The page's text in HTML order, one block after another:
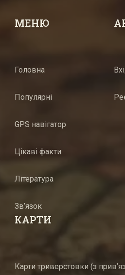
МЕНЮ
Головна
Популярні
GPS навігатор
Цікаві факти
Література
Зв’язок
КАРТИ
Карти триверстовки (з